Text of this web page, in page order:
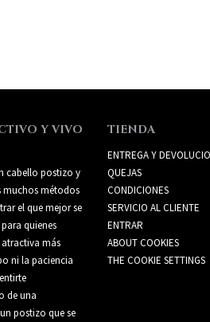
Y VIVO
cabello postizo y
muchos métodos
el que mejor se
quienes
más
ni la paciencia
de una
postizo que se
TIENDA
ENTREGA Y
QUEJAS
CONDICIONES
SERVICIO AL CLIENTE
ENTRAR
ABOUT COOKIES
THE COOKIE SETTINGS